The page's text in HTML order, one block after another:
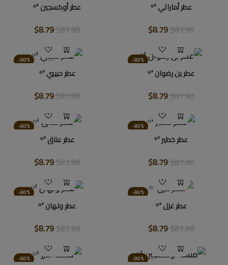
عطر أماراتي ᴼ²
$87.90
$8.79
عطر أوكسجين ᴼ²
$87.90
$8.79
-90%
عطر بن رضوان ᴼ²
$87.90
$8.79
-90%
عطر حبيبي ᴼ²
$87.90
$8.79
-90%
عطر خطير ᴼ²
$87.90
$8.79
-90%
عطر عناق ᴼ²
$87.90
$8.79
-90%
عطر غزل ᴼ²
$87.90
$8.79
-90%
عطر ولهان ᴼ²
$87.90
$8.79
-90%
-90%